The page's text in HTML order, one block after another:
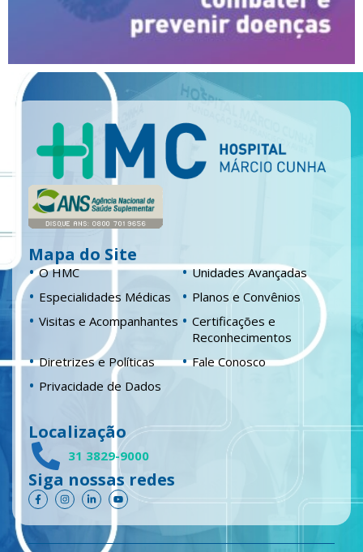
Mapa do Site
O HMC
Unidades Avançadas
Especialidades Médicas
Planos e Convênios
Visitas e Acompanhantes
Certificações e
Reconhecimentos
Diretrizes e Políticas
Fale Conosco
Privacidade de Dados
Localização
31 3829-9000
Siga nossas redes
F
a
c
e
o
I
n
s
t
g
L
i
n
k
d
Y
o
u
t
u
b